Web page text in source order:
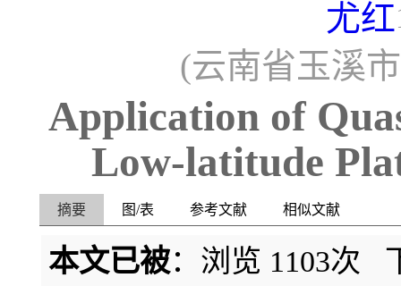
尤红
(云南省玉溪
Application of
Low-latitude
摘要 图/表 参考文献 相似文献
本文已被：浏览 1103次